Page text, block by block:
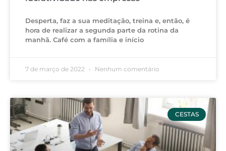
Desperta, faz a sua meditação, treina e, então, é
hora de realizar a segunda parte da rotina da
manhã. Café com a família e início
7 de março de 2022 Nenhum comentário
CESTAS